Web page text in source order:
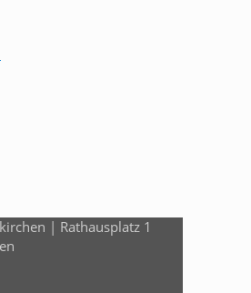
| Rathausplatz 1